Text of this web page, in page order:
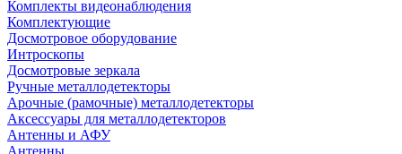
Комплекты видеонаблюдения
Комплектующие
Досмотровое оборудование
Интроскопы
Досмотровые зеркала
Ручные металлодетекторы
Арочные (рамочные) металлодетекторы
Аксессуары для металлодетекторов
Антенны и АФУ
Антенны